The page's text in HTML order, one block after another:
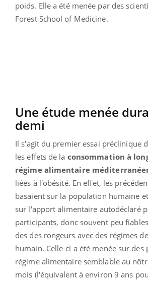
poids. Elle a été menée par des
Forest School of Medicine.
Une étude menée
demi
Il s'agit du premier essai préclinique
les effets de la consommation à
régime alimentaire
liées à l'obésité. En effet, les
basaient sur la population humaine
sur l'apport alimentaire autodéclaré
participants, donc souvent peu
des des rongeurs avec des régimes
humain. Celle-ci a été menée sur des
régime alimentaire semblable au
mois (l'équivalent à environ 9 ans